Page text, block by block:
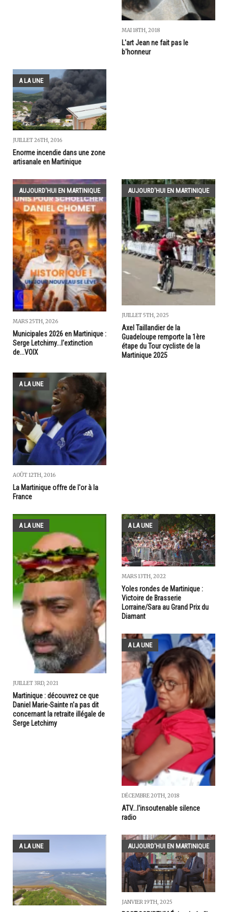
MAI 18TH, 2018
L'art Jean ne fait pas le
b'honneur
A LA UNE
JUILLET 26TH, 2016
Enorme incendie dans une zone
artisanale en Martinique
AUJOURD'HUI EN MARTINIQUE
MARS 25TH, 2026
Municipales 2026 en Martinique :
Serge Letchimy...l'extinction
de...VOIX
AUJOURD'HUI EN MARTINIQUE
JUILLET 5TH, 2025
Axel Taillandier de la
Guadeloupe remporte la 1ère
étape du Tour cycliste de la
Martinique 2025
A LA UNE
AOÛT 12TH, 2016
La Martinique offre de l'or à la
France
A LA UNE
JUILLET 3RD, 2021
Martinique : découvrez ce que
Daniel Marie-Sainte n'a pas dit
concernant la retraite illégale de
Serge Letchimy
A LA UNE
MARS 13TH, 2022
Yoles rondes de Martinique :
Victoire de Brasserie
Lorraine/Sara au Grand Prix du
Diamant
A LA UNE
DÉCEMBRE 20TH, 2018
ATV...l'insoutenable silence
radio
A LA UNE AUJOURD'HUI EN MARTINIQUE
JANVIER 19TH, 2025